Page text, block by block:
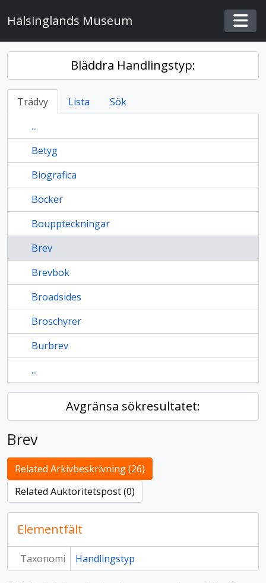
Hälsinglands Museum
Bläddra Handlingstyp:
Trädvy Lista
Sök
...
Betyg
Biografica
Böcker
Bouppteckningar
Brev
Brevbok
Broadsides
Broschyrer
Burbrev
...
Avgränsa sökresultatet:
Brev
Related Arkivbeskrivning (26)
Related Auktoritetspost (0)
Elementfält
Taxonomi Handlingstyp